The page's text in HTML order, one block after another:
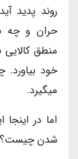
روند پدید
حران و چه
منطق کالایی
خود
میگیرد.
اما در
شدن چیست؟